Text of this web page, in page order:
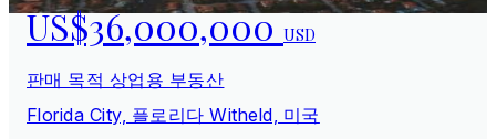
US$36,000,000USD
판매 목적 상업용 부동산
Florida City, 플로리다 Witheld, 미국